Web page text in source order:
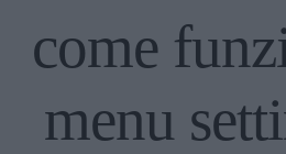
come
menu